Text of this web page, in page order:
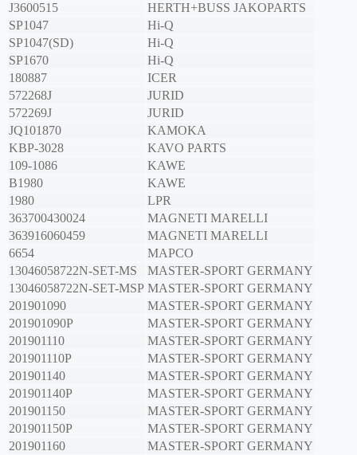
J3600515
HERTH+BUSS JAKOPARTS
SP1047
Hi-Q
SP1047(SD)
Hi-Q
SP1670
Hi-Q
180887
ICER
572268J
JURID
572269J
JURID
JQ101870
KAMOKA
KBP-3028
KAVO PARTS
109-1086
KAWE
B1980
KAWE
1980
LPR
363700430024
MAGNETI MARELLI
363916060459
MAGNETI MARELLI
6654
MAPCO
13046058722N-SET-MS
MASTER-SPORT GERMANY
13046058722N-SET-MSP MASTER-SPORT GERMANY
201901090
MASTER-SPORT GERMANY
201901090P
MASTER-SPORT GERMANY
201901110
MASTER-SPORT GERMANY
201901110P
MASTER-SPORT GERMANY
201901140
MASTER-SPORT GERMANY
201901140P
MASTER-SPORT GERMANY
201901150
MASTER-SPORT GERMANY
201901150P
MASTER-SPORT GERMANY
201901160
MASTER-SPORT GERMANY